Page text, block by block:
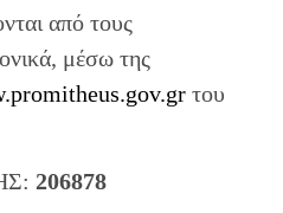
από τους
μέσω της
του
206878